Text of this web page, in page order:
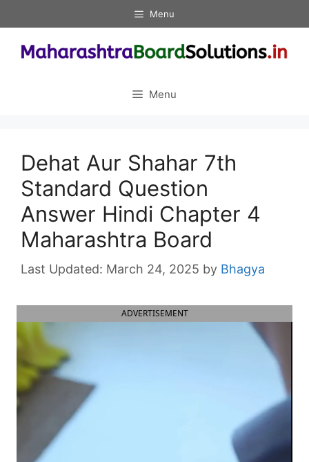
to
content
Menu
Menu
Dehat Aur Shahar 7th
Standard Question
Answer Hindi Chapter 4
Maharashtra Board
March 24, 2025 by Bhagya
ADVERTISEMENT